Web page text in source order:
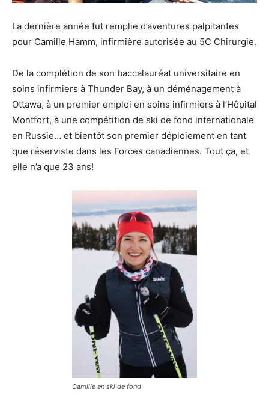
La dernière année fut remplie d’aventures palpitantes
pour Camille Hamm, infirmière autorisée au 5C Chirurgie.
De la complétion de son baccalauréat universitaire en
soins infirmiers à Thunder Bay, à un déménagement à
Ottawa, à un premier emploi en soins infirmiers à l’Hôpital
Montfort, à une compétition de ski de fond internationale
en Russie… et bientôt son premier déploiement en tant
que réserviste dans les Forces canadiennes. Tout ça, et
elle n’a que 23 ans!
Camille en ski de fond